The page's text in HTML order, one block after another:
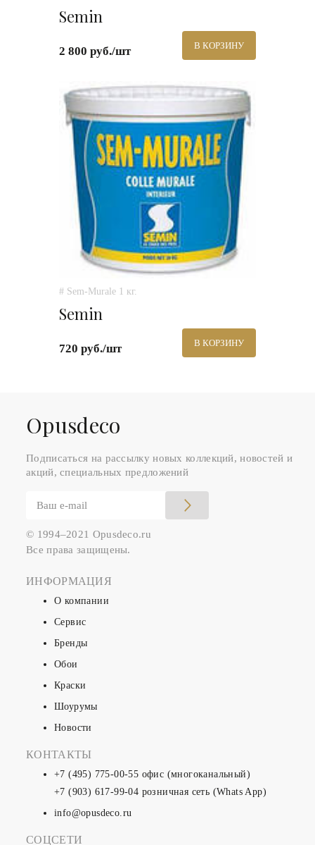
Semin
2 800 руб./шт В КОРЗИНУ
# Sem-Murale 1 кг.
Semin
720 руб./шт В КОРЗИНУ
Оpusdeco
Подписаться на рассылку новых коллекций, новостей и
акций, специальных предложений
© 1994–2021 Opusdeco.ru
Все права защищены.
ИНФОРМАЦИЯ
О компании
Сервис
Бренды
Обои
Краски
Шоурумы
Новости
КОНТАКТЫ
+7 (495) 775-00-55 офис (многоканальный)
+7 (903) 617-99-04 розничная сеть (Whats App)
info@opusdeco.ru
СОЦСЕТИ